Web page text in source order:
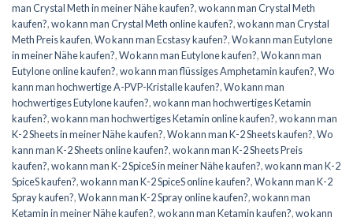
man Crystal Meth in meiner Nähe kaufen?,wo kann man Crystal Meth
kaufen?,wo kann man Crystal Meth online kaufen?,wo kann man Crystal
Meth Preis kaufen,Wo kann man Ecstasy kaufen?,Wo kann man Eutylone
in meiner Nähe kaufen?,Wo kann man Eutylone kaufen?,Wo kann man
Eutylone online kaufen?,wo kann man flüssiges Amphetamin kaufen?,Wo
kann man hochwertige A-PVP-Kristalle kaufen?,Wo kann man
hochwertiges Eutylone kaufen?,wo kann man hochwertiges Ketamin
kaufen?,wo kann man hochwertiges Ketamin online kaufen?,wo kann man
K-2 Sheets in meiner Nähe kaufen?,Wo kann man K-2 Sheets kaufen?,Wo
kann man K-2 Sheets online kaufen?,wo kann man K-2 Sheets Preis
kaufen?,wo kann man K-2 SpiceS in meiner Nähe kaufen?,wo kann man K-2
SpiceS kaufen?,wo kann man K-2 SpiceS online kaufen?,Wo kann man K-2
Spray kaufen?,Wo kann man K-2 Spray online kaufen?,wo kann man
Ketamin in meiner Nähe kaufen?,wo kann man Ketamin kaufen?,wo kann